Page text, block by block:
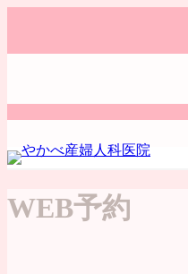
テ
へ
ッ
ゲ
ョ
移
WEB予約